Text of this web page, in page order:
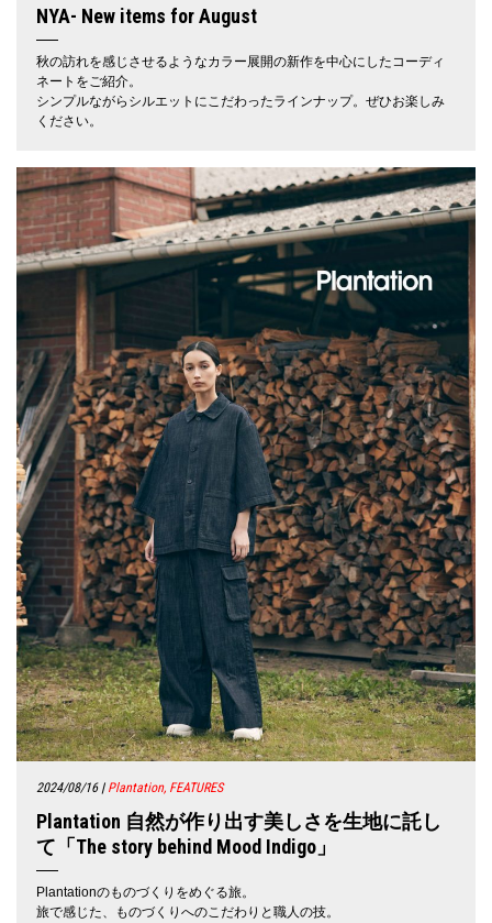
NYA- New items for August
秋の訪れを感じさせるようなカラー展開の新作を中心にしたコーディ
ネートをご紹介。
シンプルながらシルエットにこだわったラインナップ。ぜひお楽しみ
ください。
2024/08/16| Plantation, FEATURES
Plantation 自然が作り出す美しさを生地に託し
て「The story behind Mood Indigo」
Plantationのものづくりをめぐる旅。
旅で感じた、ものづくりへのこだわりと職人の技。